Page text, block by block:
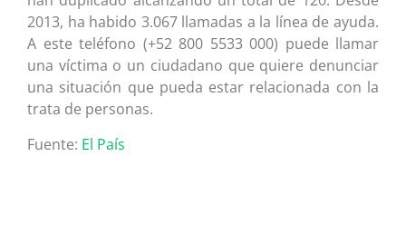
2013, ha habido 3.067 llamadas a la línea de ayuda.
A este teléfono (+52 800 5533 000) puede llamar
una víctima o un ciudadano que quiere denunciar
una situación que pueda estar relacionada con la
trata de personas.
Fuente: El País